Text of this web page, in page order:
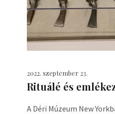
2022. szeptember 23.
Rituálé és
A Déri Múzeum New